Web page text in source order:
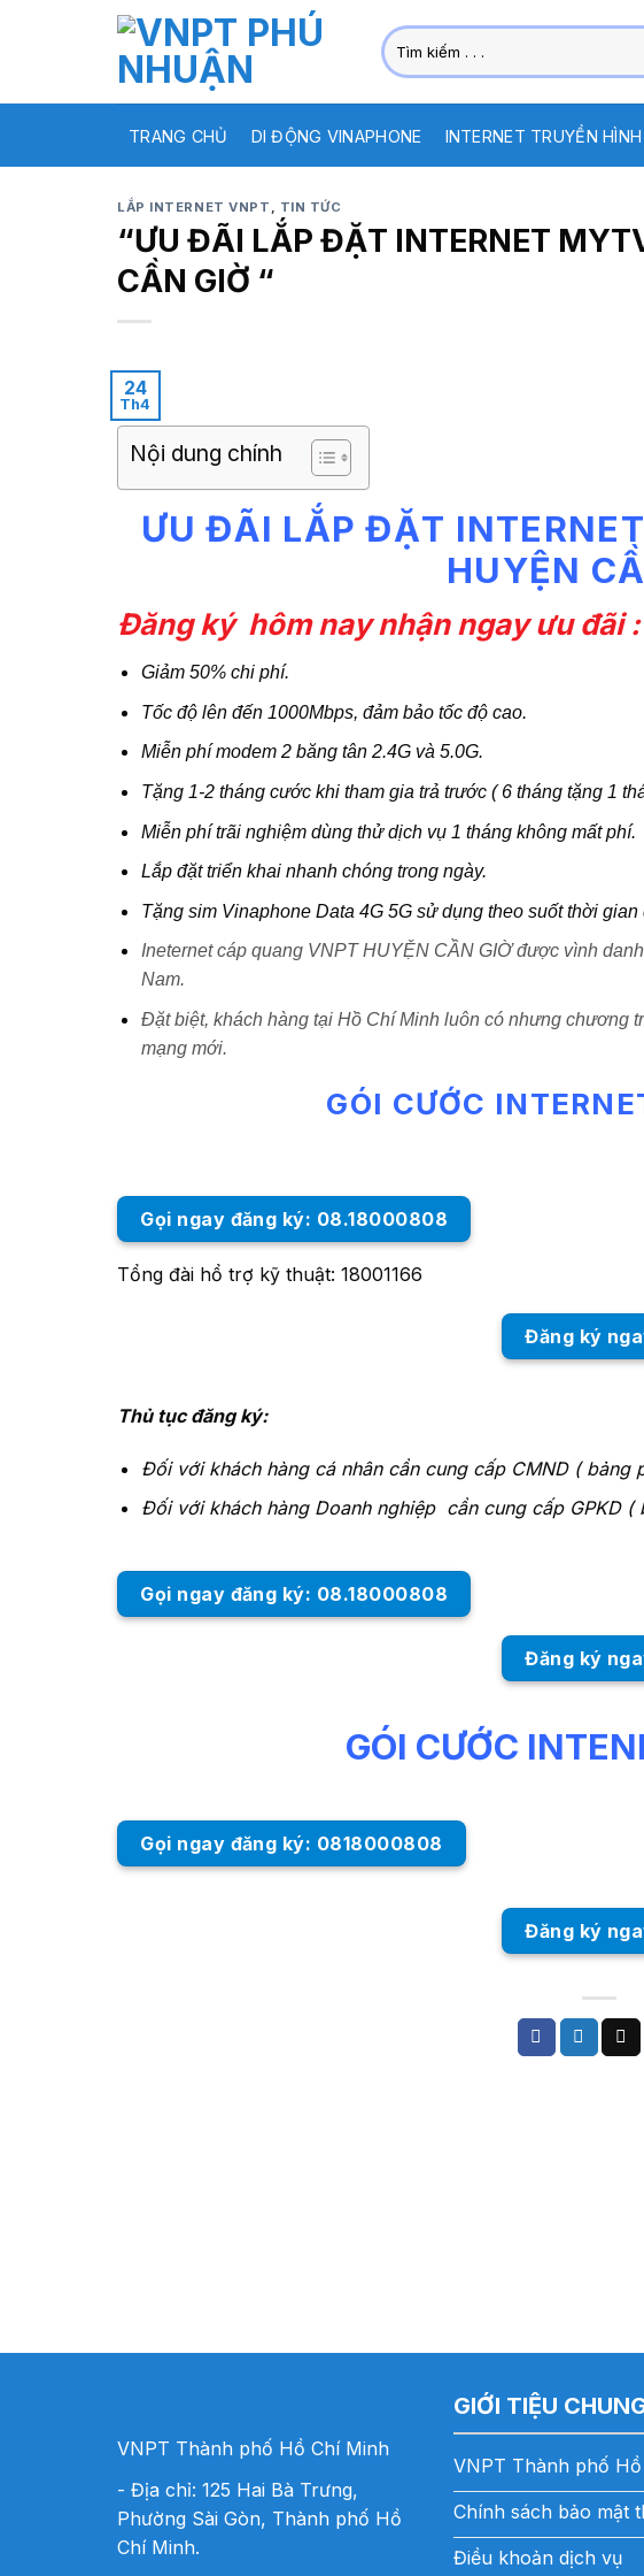
Tìm
kiếm:
TRANG CHỦ DI ĐỘNG VINAPHONE INTERNET TRUYỀN HÌNH
LẮP INTERNET VNPT , TIN TỨC
“ƯU ĐÃI LẮP ĐẶT INTERNET
CẦN GIỜ “
24
Th4
Nội dung chính
ƯU ĐÃI LẮP ĐẶT
HUYỆN
Đăng ký hôm nay nhận ngay ưu đãi :
Giảm 50% chi phí.
Tốc độ lên đến 1000Mbps, đảm bảo tốc độ cao.
Miễn phí modem 2 băng tân 2.4G và 5.0G.
Tặng 1-2 tháng cước khi tham gia trả trước ( 6 tháng tặng 1
Miễn phí trãi nghiệm dùng thử dịch vụ 1 tháng không mất phí.
Lắp đặt triển khai nhanh chóng trong ngày.
Tặng sim Vinaphone Data 4G 5G sử dụng theo suốt thời gian
Ineternet cáp quang VNPT HUYỆN CẦN GIỜ được vình
Nam.
Đặt biệt, khách hàng tại Hồ Chí Minh luôn có nhưng chương
mạng mới.
GÓI CƯỚC
Gọi ngay đăng ký: 08.18000808
Tổng đài hổ trợ kỹ thuật: 18001166
Đăng ký
Thủ tục đăng ký:
Đối với khách hàng cá nhân cần cung cấp CMND ( bảng
Đối với khách hàng Doanh nghiệp cần cung cấp GPKD
Gọi ngay đăng ký: 08.18000808
Đăng ký
GÓI CƯỚC
Gọi ngay đăng ký: 0818000808
Đăng ký
VNPT Thành phố Hồ Chí Minh
- Địa chỉ: 125 Hai Bà Trưng,
Phường Sài Gòn, Thành phố Hồ
Chí Minh.
GIỚI TIỆU
VNPT Thành phố
Chính sách bảo mật
Điều khoản dịch vụ